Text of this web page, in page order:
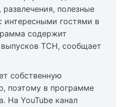
развлечения, полезные
интересными гостями в
содержит
выпусков ТСН, сообщает
собственную
поэтому в программе
На YouTube канал